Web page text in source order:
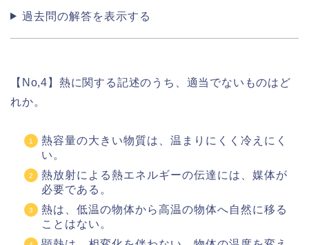
過去問の解答を表示する
【No,4】熱に関する記述のうち、適当でないものはど
れか。
熱容量の大きい物質は、温まりにくく冷えにく
い。
熱放射による熱エネルギーの伝達には、媒体が
必要である。
熱は、低温の物体から高温の物体へ自然に移る
ことはない。